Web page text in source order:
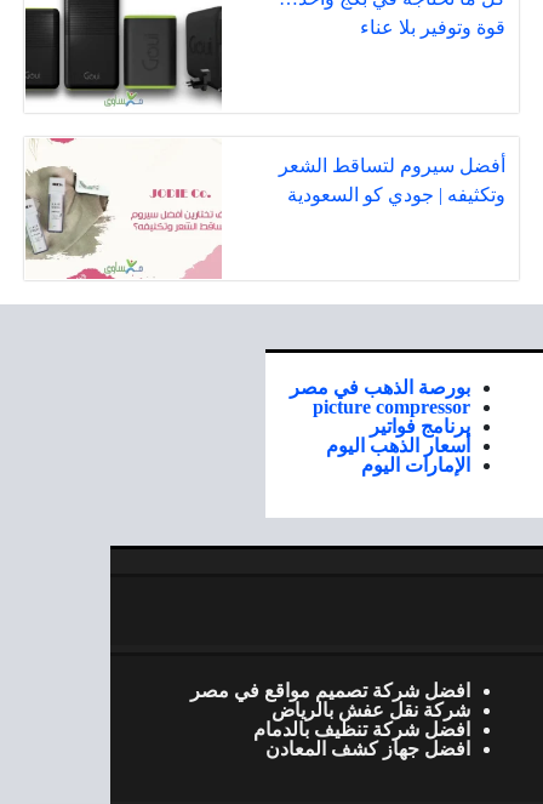
قوة وتوفير بلا عناء
أفضل سيروم لتساقط الشعر
وتكثيفه | جودي كو السعودية
بورصة الذهب في مصر
picture compressor
برنامج فواتير
أسعار الذهب اليوم
الإمارات اليوم
افضل شركة تصميم مواقع في مصر
شركة نقل عفش بالرياض
افضل شركة تنظيف بالدمام
افضل جهاز كشف المعادن